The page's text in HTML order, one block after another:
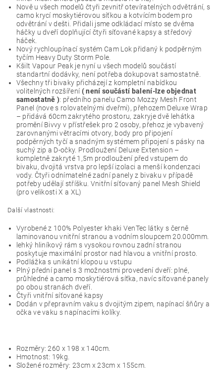
Nově u všech modelů čtyři zevnitř otevíratelných odvětrání, s
camo krycí moskytiérovou síťkou a kotvícím bodem pro
odvětrání v dešti. Přidali jsme odkládací místo se dvěma
háčky u dveří doplňující čtyři síťované kapsy a středový
háček.
Nový rychloupínací systém Cam Lok přidaný k podpěrným
tyčím Heavy Duty Storm Pole.
Kšilt Vapour Peak je nyní u všech modelů součástí
standartní dodávky, není potřeba dokupovat samostatně.
Všechny tři bivaky přicházejí z kompletní nabídkou
volitelných rozšíření ( není součástí balení-lze objednat
samostatně ): předního panelu Camo Mozzy Mesh Front
Panel (nove s rolovatelnými dveřmi), přehozem Deluxe Wrap
– přidává 60cm zakrytého prostoru, zakryje dvě lehátka
promění Bivvy v přístřešek pro 2 osoby, přehoz je vybavený
zarovnanými větracími otvory, body pro připojení
podpěrných tyčí a snadným systémem připojení s pásky na
suchý zip a D-očky. Prodloužení Deluxe Extension –
kompletně zakryté 1,5m prodloužení před vstupem do
bivaku, dvojitá vrstva pro lepší izolaci a menší kondenzaci
vody. Čtyři odnímatelné zadní panely z bivaku v případě
potřeby udělají stříšku. Vnitřní síťovaný panel Mesh Shield
(pro velikosti X a XL)
Další vlastnosti:
Vyrobené z 100% Polyester khaki VenTec látky s černě
laminovanou vnitřní stranou a vodním sloupcem 20.000mm.
lehký hliníkový rám s vysokou rovnou zadní stranou
poskytuje maximální prostor nad hlavou a vnitřní prosto.
Podlážka s unikátní klopou u vstupu
Plný přední panel s 3 možnostmi provedení dveří: plné,
průhledné a camo moskytiérová síťka, navíc síťované panely
po obou stranách dveří.
Čtyři vnitřní síťované kapsy
Dodán v přepravním vaku s dvojitým zipem, napínací šňůry a
očka ve vaku s napínacími kolíky.
Rozměry: 260 x 198 x 140cm.
Hmotnost: 19kg.
Složené rozměry: 23cm x 23cm x 155cm.